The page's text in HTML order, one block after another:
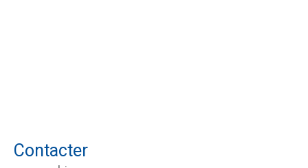
Contacter